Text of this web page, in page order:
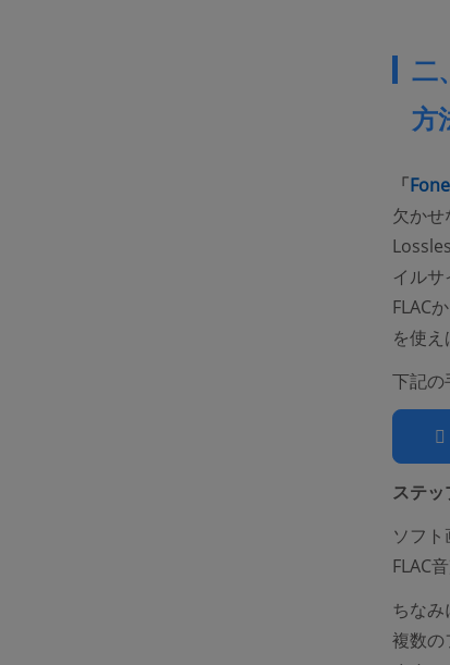
二
方
「
欠かせ
イルサ
FLAC
を使え
下記の
ステッ
ソフ
FLAC
ちなみ
複数の